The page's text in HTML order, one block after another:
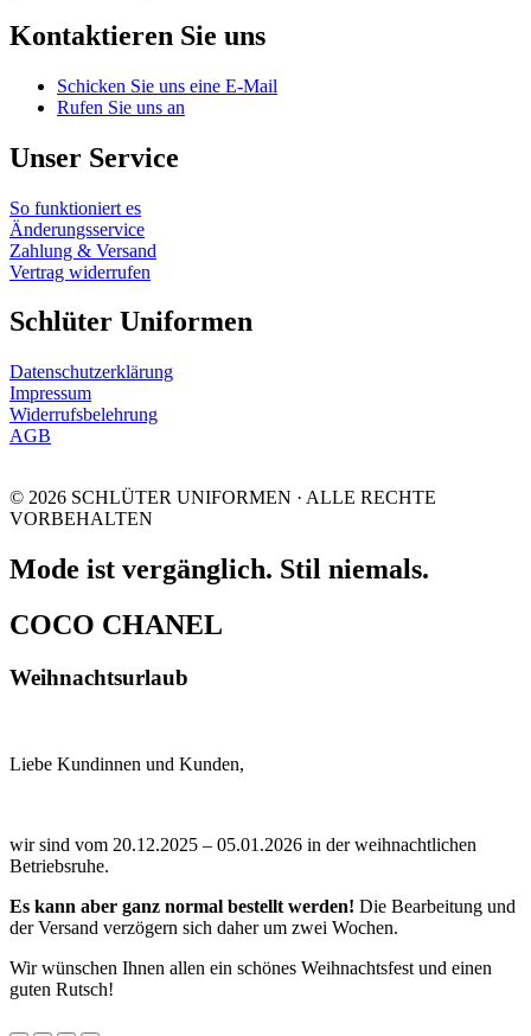
Kontaktieren Sie uns
Schicken Sie uns eine E-Mail
Rufen Sie uns an
Unser Service
So funktioniert es
Änderungsservice
Zahlung & Versand
Vertrag widerrufen
Schlüter Uniformen
Datenschutzerklärung
Impressum
Widerrufsbelehrung
AGB
© 2026 SCHLÜTER UNIFORMEN · ALLE RECHTE
VORBEHALTEN
Mode ist vergänglich. Stil niemals.
COCO CHANEL
Weihnachtsurlaub
Liebe Kundinnen und Kunden,
wir sind vom 20.12.2025 – 05.01.2026 in der weihnachtlichen
Betriebsruhe.
Es kann aber ganz normal bestellt werden! Die Bearbeitung und
der Versand verzögern sich daher um zwei Wochen.
Wir wünschen Ihnen allen ein schönes Weihnachtsfest und einen
guten Rutsch!